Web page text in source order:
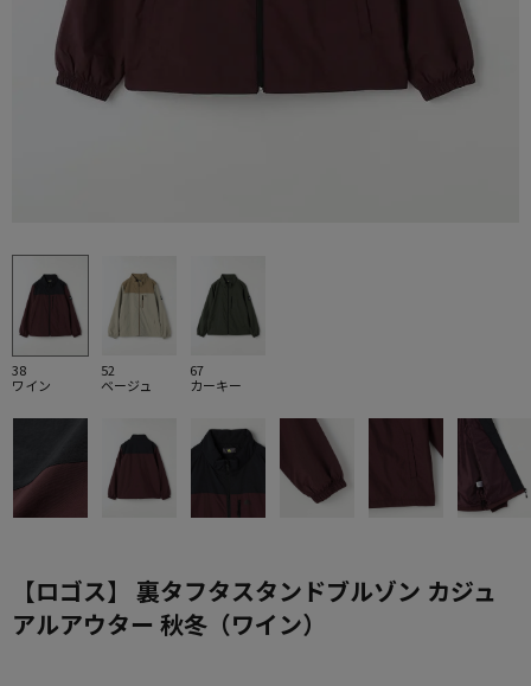
38
ワイン
52
ベージュ
67
カーキー
【ロゴス】 裏タフタスタンドブルゾン カジュ
アルアウター 秋冬（ワイン）